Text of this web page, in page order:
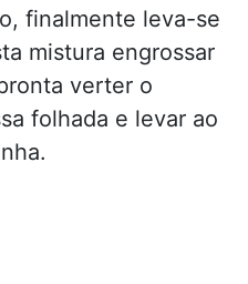
finalmente leva-se
mistura engrossar
verter o
folhada e levar ao